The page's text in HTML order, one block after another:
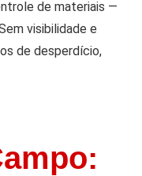
de materiais —
visibilidade e
de desperdício,